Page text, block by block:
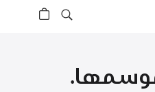
موسمها.